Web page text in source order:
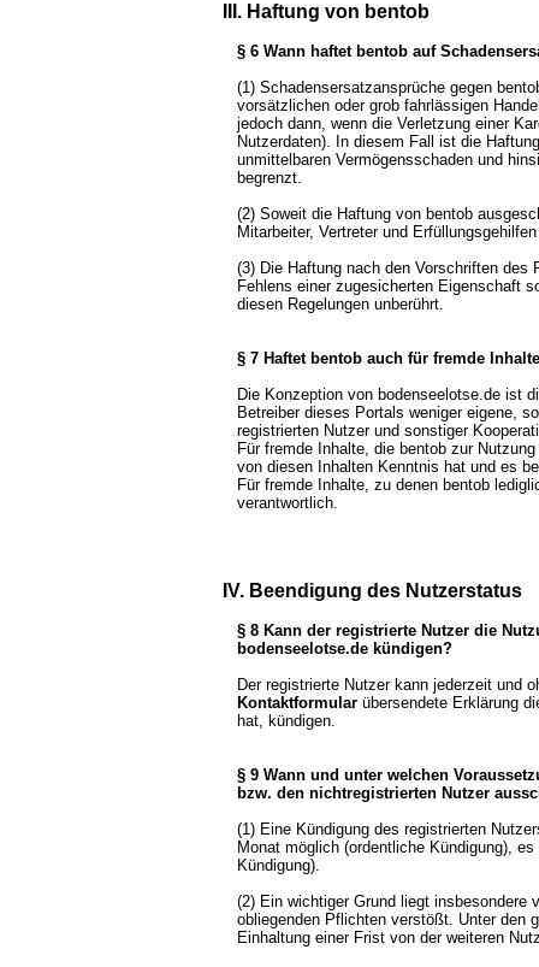
III. Haftung von bentob
§ 6 Wann haftet bentob auf
(1) Schadensersatzansprüche gegen
vorsätzlichen oder grob fahrlässigen
jedoch dann, wenn die Verletzung einer
Nutzerdaten). In diesem Fall ist die
unmittelbaren Vermögensschaden und
begrenzt.
(2) Soweit die Haftung von bentob
Mitarbeiter, Vertreter und
(3) Die Haftung nach den Vorschriften des
Fehlens einer zugesicherten Eigenschaft
diesen Regelungen unberührt.
§ 7 Haftet bentob auch für fremde
Die Konzeption von bodenseelotse.de ist
Betreiber dieses Portals weniger eigene,
registrierten Nutzer und sonstiger
Für fremde Inhalte, die bentob zur
von diesen Inhalten Kenntnis hat und es
Für fremde Inhalte, zu denen bentob
verantwortlich.
IV. Beendigung des Nutzerstatus
§ 8 Kann der registrierte Nutzer die
bodenseelotse.de kündigen?
Der registrierte Nutzer kann jederzeit und
Kontaktformular übersendete Erklärung
hat, kündigen.
§ 9 Wann und unter welchen
bzw. den nichtregistrierten Nutzer
(1) Eine Kündigung des registrierten
Monat möglich (ordentliche Kündigung),
Kündigung).
(2) Ein wichtiger Grund liegt insbesondere
obliegenden Pflichten verstößt. Unter den
Einhaltung einer Frist von der weiteren